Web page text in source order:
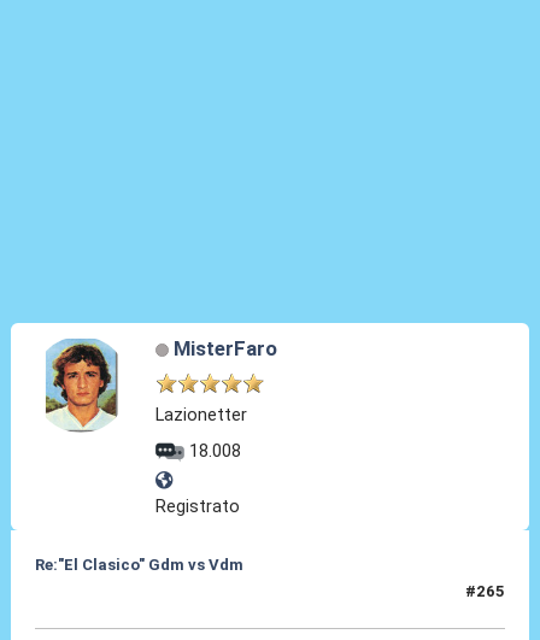
MisterFaro
Lazionetter
18.008
Registrato
Re:"El Clasico" Gdm vs Vdm
#265